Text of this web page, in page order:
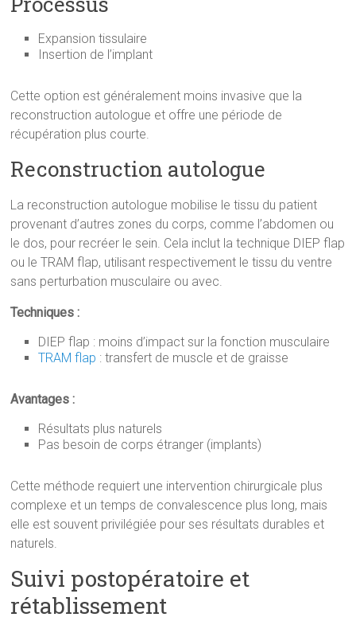
Expansion tissulaire
Insertion de l’implant
Cette option est généralement moins invasive que la
reconstruction autologue et offre une période de
récupération plus courte.
Reconstruction autologue
La reconstruction autologue mobilise le tissu du patient
provenant d’autres zones du corps, comme l’abdomen ou
le dos, pour recréer le sein. Cela inclut la technique DIEP flap
ou le TRAM flap, utilisant respectivement le tissu du ventre
sans perturbation musculaire ou avec.
Techniques :
DIEP flap : moins d’impact sur la fonction musculaire
TRAM flap : transfert de muscle et de graisse
Avantages :
Résultats plus naturels
Pas besoin de corps étranger (implants)
Cette méthode requiert une intervention chirurgicale plus
complexe et un temps de convalescence plus long, mais
elle est souvent privilégiée pour ses résultats durables et
naturels.
Suivi postopératoire et
rétablissement